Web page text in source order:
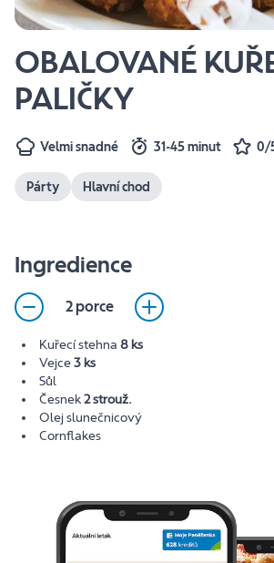
OBALOVANÉ
PALIČKY
Velmi snadné 31-45 minut 0/
Párty Hlavní chod
Ingredience
2 porce
Kuřecí stehna 8 ks
Vejce3 ks
Sůl
Česnek2 strouž.
Olej slunečnicový
Cornflakes